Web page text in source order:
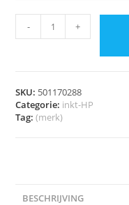
- +
SKU: 501170288
Categorie: inkt-HP
Tag:(merk)
BESCHRIJVING